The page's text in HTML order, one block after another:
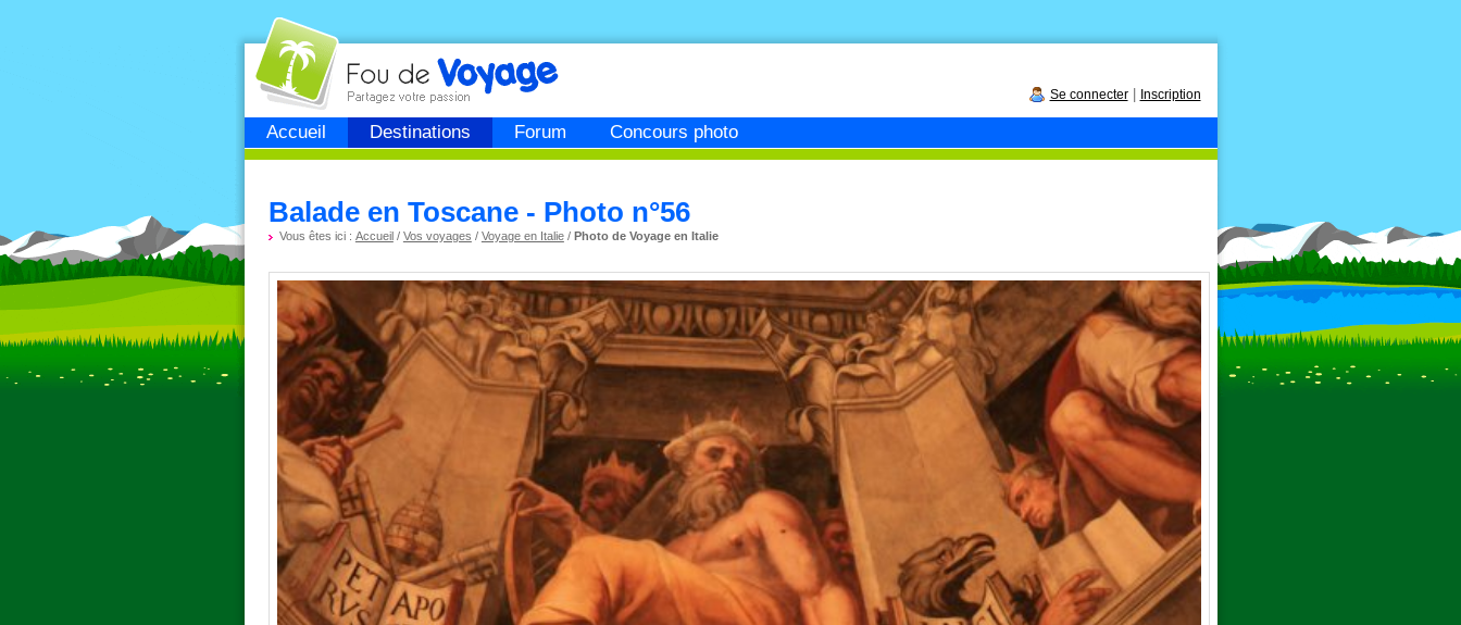
Accueil Destinations Forum Concours photo
Fou devoyage
Se connecter| Inscription
Balade en Toscane - Photo n°56
Vous êtes ici : Accueil/ Vos voyages / Voyage en Italie/ Photo de Voyage en Italie